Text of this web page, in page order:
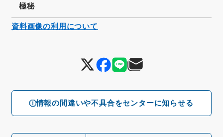
情報の間違いや不具合をセンターに知らせる
極秘
資料画像の利用について